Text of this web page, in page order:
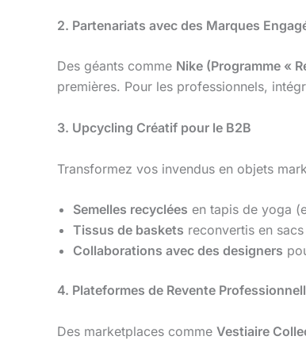
2. Partenariats avec des Marques
Des géants comme Nike (Programme «
premières. Pour les professionnels,
3. Upcycling Créatif pour le B2B
Transformez vos invendus en objets
Semelles recyclées en tapis de yoga
Tissus de baskets reconvertis en
Collaborations avec des designers
4. Plateformes de Revente
Des marketplaces comme Vestiaire